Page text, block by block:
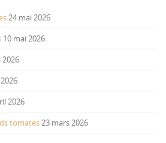
24 mai 2026
10 mai 2026
2026
2026
tomates23 mars 2026